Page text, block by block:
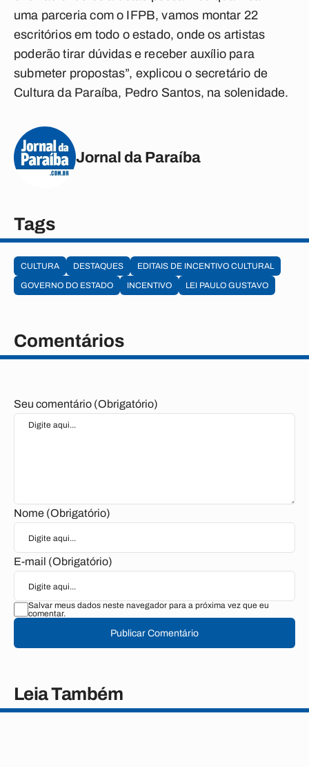
uma parceria com o IFPB, vamos montar 22
escritórios em todo o estado, onde os artistas
poderão tirar dúvidas e receber auxílio para
submeter propostas”, explicou o secretário de
Cultura da Paraíba, Pedro Santos, na solenidade.
Jornal da Paraíba
Tags
CULTURA DESTAQUES
EDITAIS DE INCENTIVO CULTURAL
GOVERNO DO ESTADO
INCENTIVO LEI PAULO GUSTAVO
Comentários
Seu comentário (Obrigatório)
Nome (Obrigatório)
E-mail (Obrigatório)
Salvar meus dados neste navegador para a próxima vez que eu
comentar.
Publicar Comentário
Leia Também